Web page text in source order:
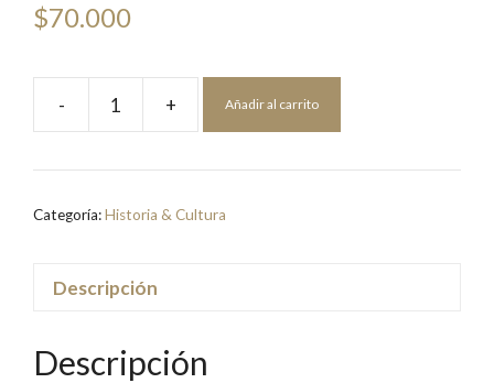
$70.000
-
Diccionario
Galicismos,
sea
y
+ Añadir al carrito
Categoría:Historia & Cultura
Descripción
Descripción